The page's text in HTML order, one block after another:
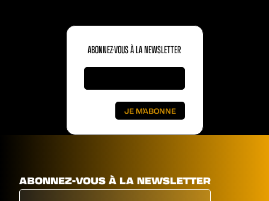
ABONNEZ-VOUS À LA NEWSLETTER
ABONNEZ-VOUS À LA NEWSLETTER